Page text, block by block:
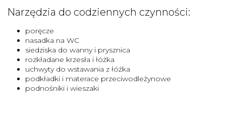
Narzędzia do codziennych czynności:
poręcze
nasadka na WC
siedziska do wanny i prysznica
rozkładane krzesła i łóżka
uchwyty do wstawania z łóżka
podkładki i materace przeciwodleżynowe
podnośniki i wieszaki